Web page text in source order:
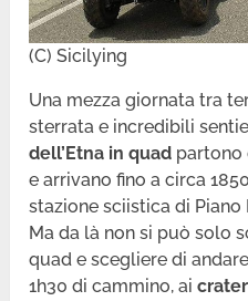
(C) Sicilying
Una mezza giornata tra
sterrata e incredibili
dell’Etna in quad
e arrivano fino a circa
stazione sciistica di Piano
Ma da là non si può solo
quad e scegliere di
1h30 di cammino, ai